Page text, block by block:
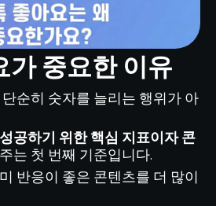
가 중요한 이유
단순히 숫자를 늘리는 행위가 아
공하기 위한 핵심 지표이자 콘
는 첫 번째 기준입니다.
반응이 좋은 콘텐츠를 더 많이